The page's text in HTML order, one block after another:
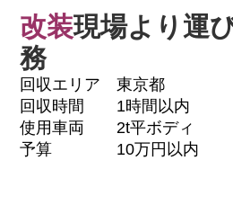
改装現場より運
務
回収エリア 東京都
回収時間 1時間以内
使用車両 2t平ボディ
予算 10万円以内